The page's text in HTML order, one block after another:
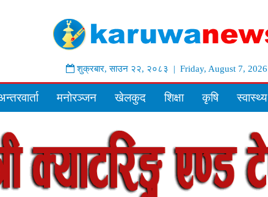
शुक्रबार,साउन २२, २०८३ | Friday, August 7, 2026
मनोरञ्जन खेलकुद शिक्षा कृषि स्वास्थ्य